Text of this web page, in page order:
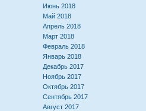
Июнь 2018
Май 2018
Апрель 2018
Март 2018
Февраль 2018
Январь 2018
Декабрь 2017
Ноябрь 2017
Октябрь 2017
Сентябрь 2017
Август 2017